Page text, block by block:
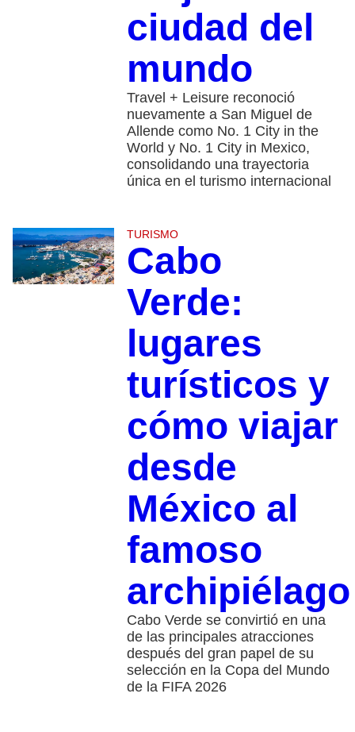
ciudad del
mundo
Travel + Leisure reconoció
nuevamente a San Miguel de
Allende como No. 1 City in the
World y No. 1 City in Mexico,
consolidando una trayectoria
única en el turismo internacional
TURISMO
Cabo
Verde:
lugares
turísticos y
cómo viajar
desde
México al
famoso
archipiélago
Cabo Verde se convirtió en una
de las principales atracciones
después del gran papel de su
selección en la Copa del Mundo
de la FIFA 2026